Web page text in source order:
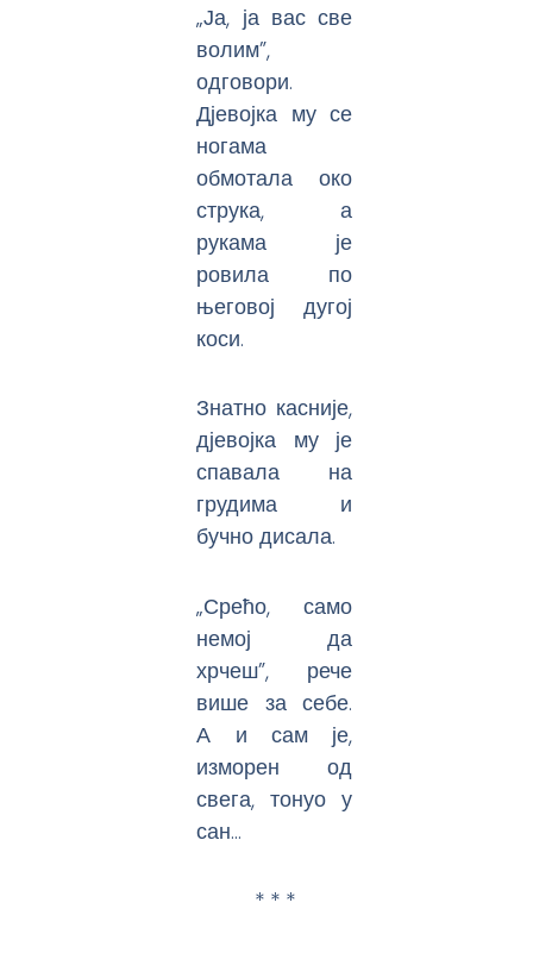
„Ја, ја вас све
волим”,
одговори.
Дјевојка му се
ногама
обмотала око
струка, а
рукама је
ровила по
његовој дугој
коси.
Знатно касније,
дјевојка му је
спавала на
грудима и
бучно дисала.
„Срећо, само
немој да
хрчеш”, рече
више за себе.
А и сам је,
изморен од
свега, тонуо у
сан…
* * *